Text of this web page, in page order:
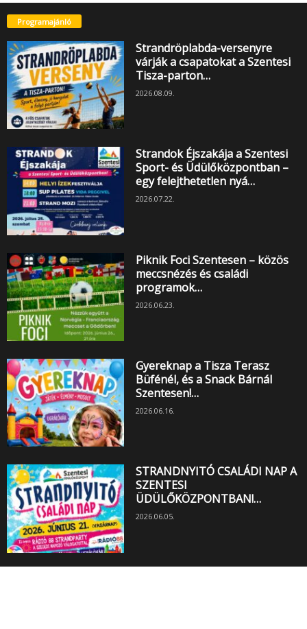
Programajánló
Strandröplabda-versenyre
várják a csapatokat a Szentesi
Tisza-parton…
2026.08.09.
Strandok Éjszakája a Szentesi
Sport- és Üdülőközpontban –
egy felejthetetlen nyá…
2026.07.22.
Piknik Foci Szentesen – közös
meccsnézés és családi
programok…
2026.06.23.
Gyereknap a Tisza Terasz
Büfénél, és a Snack Bárnál
Szentesen!…
2026.06.16.
STRANDNYITÓ CSALÁDI NAP A
SZENTESI
ÜDÜLŐKÖZPONTBAN!…
2026.06.05.